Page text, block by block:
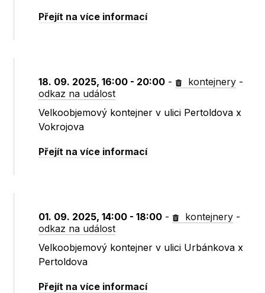
Přejít na více informací
18. 09. 2025, 16:00 - 20:00 - kontejnery -
odkaz na událost
Velkoobjemový kontejner v ulici Pertoldova x
Vokrojova
Přejít na více informací
01. 09. 2025, 14:00 - 18:00 - kontejnery -
odkaz na událost
Velkoobjemový kontejner v ulici Urbánkova x
Pertoldova
Přejít na více informací